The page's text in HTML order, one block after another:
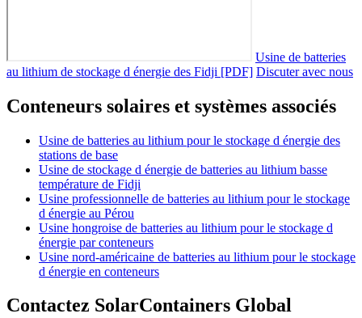
Usine de batteries
au lithium de stockage d énergie des Fidji [PDF] Discuter avec nous
Conteneurs solaires et systèmes associés
Usine de batteries au lithium pour le stockage d énergie des
stations de base
Usine de stockage d énergie de batteries au lithium basse
température de Fidji
Usine professionnelle de batteries au lithium pour le stockage
d énergie au Pérou
Usine hongroise de batteries au lithium pour le stockage d
énergie par conteneurs
Usine nord-américaine de batteries au lithium pour le stockage
d énergie en conteneurs
Contactez SolarContainers Global